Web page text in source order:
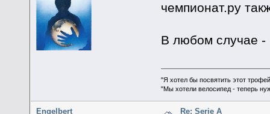
чемпионат.ру
В любом случае -
"Я хотел бы посвятить этот
"Мы хотели велосипед - теперь
Engelbert Re: Serie A